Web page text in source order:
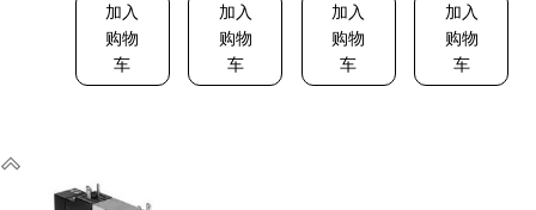
加入
购物
车
加入
购物
车
15552
553463
加入
购物
车
加入
购物
车